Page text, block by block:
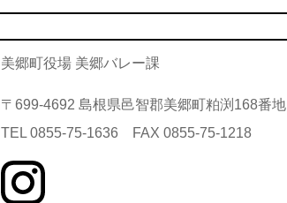
美郷町役場 美郷バレー課
〒699-4692 島根県邑智郡美郷町粕渕168番地
TEL 0855-75-1636 FAX 0855-75-1218